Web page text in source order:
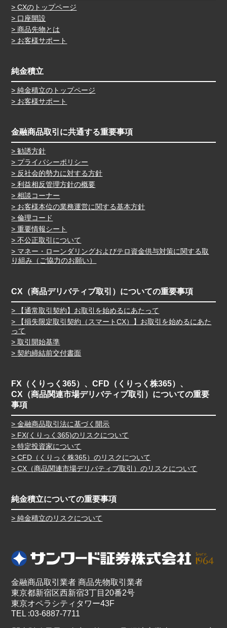
CXのトップページ
口座開設
商品先物とは
お客様サポート
純金積立
純金積立のトップページ
お客様サポート
金融商品取引に共通する重要事項
勧誘方針
プライバシーポリシー
反社会的勢力に対する方針
利益相反管理方針の概要
相談コーナー
お客様本位の業務運営に関する基本方針
倫理コード
重要情報シート
不公正取引について
マネー・ローンダリングおよびテロ資金供与対策に関する取
り組み（ご協力のお願い）
CX（商品デリバティブ取引）についての重要事項
【通常取引契約】お取引を始めるにあたって
【損失限定取引契約（スマートCX）】お取引を始めるにあた
って
取引開始基準
契約締結前交付書面
FX（くりっく365）、CFD（くりっく株365）、
CX（商品関連市場デリバティブ取引）についての重要
事項
金融商品取引法に基づく開示
FX(くりっく365)のリスクについて
特定投資家について
CFD（くりっく株365）のリスクについて
CX（商品関連市場デリバティブ取引）のリスクについて
純金積立についての重要事項
純金積立のリスクについて
金融商品取引業者 商品先物取引業者
東京都新宿区西新宿3丁目20番2号
東京オペラシティタワー43F
TEL :03-6887-7711